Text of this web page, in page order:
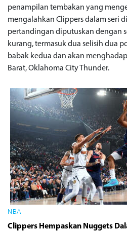
penampilan tembakan yang
mengalahkan Clippers dalam seri
pertandingan diputuskan dengan
kurang, termasuk dua selisih dua
babak kedua dan akan
Barat, Oklahoma City Thunder.
NBA
Clippers Hempaskan Nuggets